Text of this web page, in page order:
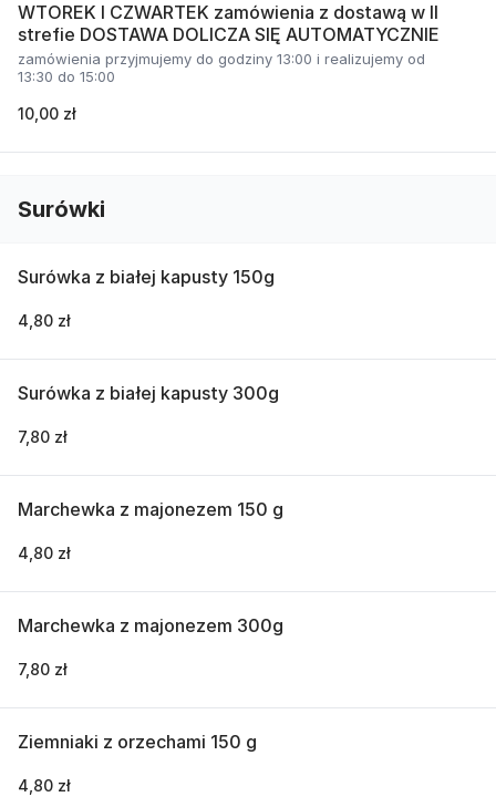
WTOREK I CZWARTEK zamówienia z dostawą w II
strefie DOSTAWA DOLICZA SIĘ AUTOMATYCZNIE
zamówienia przyjmujemy do godziny 13:00 i realizujemy od
13:30 do 15:00
10,00 zł
Surówki
Surówka z białej kapusty 150g
4,80 zł
Surówka z białej kapusty 300g
7,80 zł
Marchewka z majonezem 150 g
4,80 zł
Marchewka z majonezem 300g
7,80 zł
Ziemniaki z orzechami 150 g
4,80 zł